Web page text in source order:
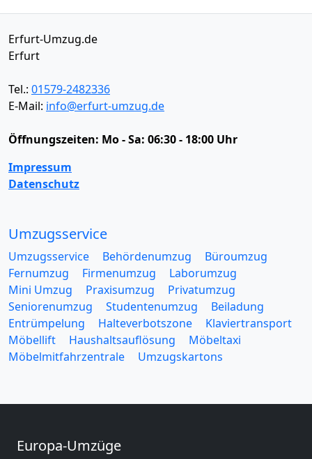
Erfurt-Umzug.de
Erfurt
Tel.: 01579-2482336
E-Mail: info@erfurt-umzug.de
Öffnungszeiten: Mo - Sa: 06:30 - 18:00 Uhr
Impressum
Datenschutz
Umzugsservice
Umzugsservice Behördenumzug
Büroumzug
Fernumzug
Firmenumzug
Laborumzug
Mini Umzug
Praxisumzug
Privatumzug
Seniorenumzug
Studentenumzug
Beiladung
Entrümpelung
Halteverbotszone
Klaviertransport
Möbellift
Haushaltsauflösung
Möbeltaxi
Möbelmitfahrzentrale
Umzugskartons
Europa-Umzüge